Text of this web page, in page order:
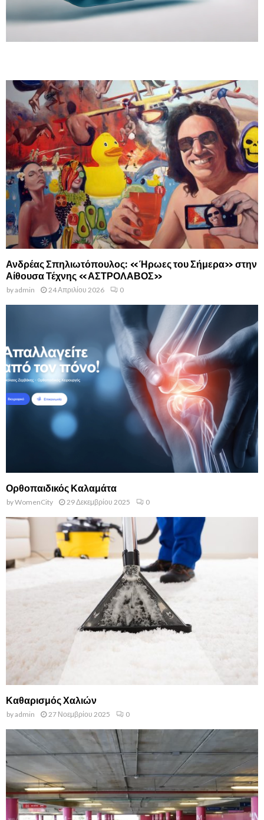
Ανδρέας Σπηλιωτόπουλος: «Ήρωες του Σήμερα» στην
Αίθουσα Τέχνης «ΑΣΤΡΟΛΑΒΟΣ»
byadmin 24 Απριλίου 2026 0
Ορθοπαιδικός Καλαμάτα
byWomenCity 29 Δεκεμβρίου 2025 0
Καθαρισμός Χαλιών
byadmin 27 Νοεμβρίου 2025 0